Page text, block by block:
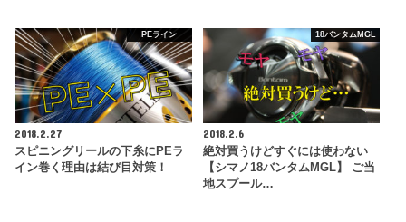
PEライン
2018.2.27
スピニングリールの下糸にPEラ
イン巻く理由は結び目対策！
18バンタムMGL
2018.2.6
絶対買うけどすぐには使わない
【シマノ18バンタムMGL】 ご当
地スプール…